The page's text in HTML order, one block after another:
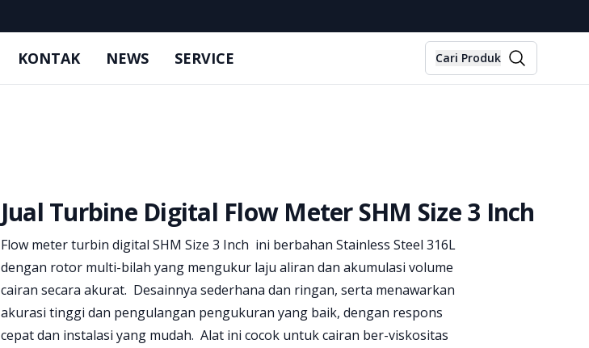
KONTAK NEWS SERVICE Cari Produk
Jual Turbine Digital Flow Meter SHM Size 3 Inch
Product information
Flow meter turbin digital SHM Size 3 Inch ini berbahan Stainless Steel 316L
dengan rotor multi-bilah yang mengukur laju aliran dan akumulasi volume
cairan secara akurat. Desainnya sederhana dan ringan, serta menawarkan
akurasi tinggi dan pengulangan pengukuran yang baik, dengan respons
cepat dan instalasi yang mudah. Alat ini cocok untuk cairan ber-viskositas